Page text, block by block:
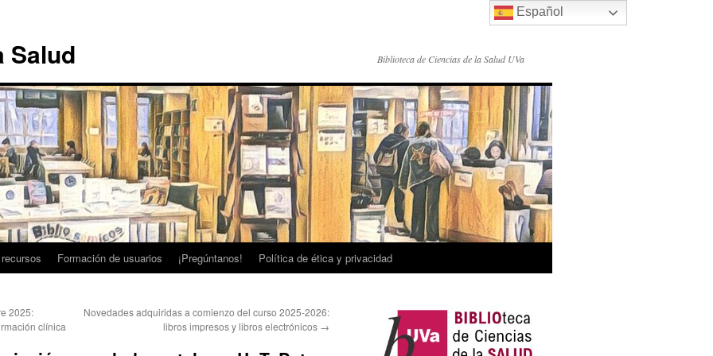
Salud Biblioteca de Ciencias de la Salud UVa
Formación de usuarios ¡Pregúntanos! Política de ética y privacidad
2025:
clínica
Novedades adquiridas a comienzo del curso 2025-2026:
libros impresos y libros electrónicos →
Español